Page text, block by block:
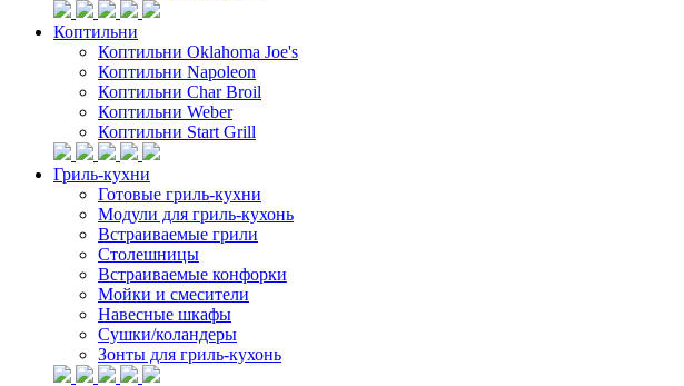
Коптильни
Коптильни Oklahoma Joe's
Коптильни Napoleon
Коптильни Char Broil
Коптильни Weber
Коптильни Start Grill
Гриль-кухни
Готовые гриль-кухни
Модули для гриль-кухонь
Встраиваемые грили
Столешницы
Встраиваемые конфорки
Мойки и смесители
Навесные шкафы
Сушки/коландеры
Зонты для гриль-кухонь